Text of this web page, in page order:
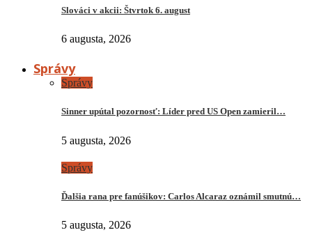
Slováci v akcii: Štvrtok 6. august
6 augusta, 2026
Správy
Správy
Sinner upútal pozornosť: Líder pred US Open zamieril…
5 augusta, 2026
Správy
Ďalšia rana pre fanúšikov: Carlos Alcaraz oznámil smutnú…
5 augusta, 2026